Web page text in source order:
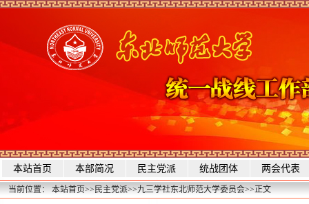
本站首页 本部简况 民主党派 统战团体 两会代表
当前位置：本站首页>>民主党派>>九三学社东北师范大学委员会>>正文